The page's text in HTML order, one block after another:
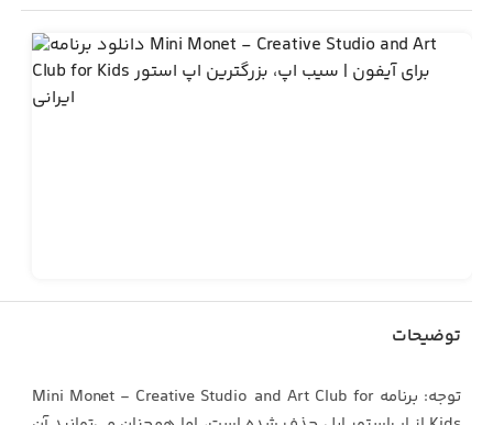
توضیحات
توجه: برنامه Mini Monet - Creative Studio and Art Club for